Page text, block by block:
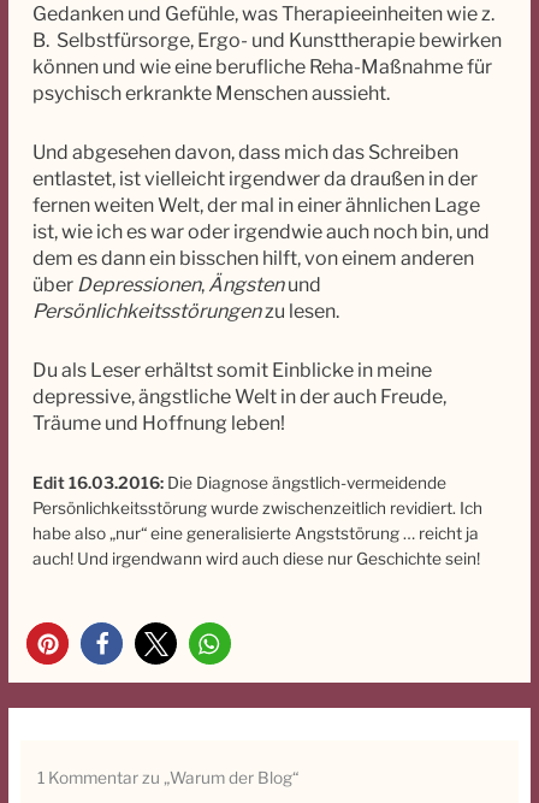
Gedanken und Gefühle, was Therapieeinheiten wie z.
B. Selbstfürsorge, Ergo- und Kunsttherapie bewirken
können und wie eine berufliche Reha-Maßnahme für
psychisch erkrankte Menschen aussieht.
Und abgesehen davon, dass mich das Schreiben
entlastet, ist vielleicht irgendwer da draußen in der
fernen weiten Welt, der mal in einer ähnlichen Lage
ist, wie ich es war oder irgendwie auch noch bin, und
dem es dann ein bisschen hilft, von einem anderen
über Depressionen, Ängstenund
Persönlichkeitsstörungenzu lesen.
Du als Leser erhältst somit Einblicke in meine
depressive, ängstliche Welt in der auch Freude,
Träume und Hoffnung leben!
Edit 16.03.2016: Die Diagnose ängstlich-vermeidende
Persönlichkeitsstörung wurde zwischenzeitlich revidiert. Ich
habe also „nur“ eine generalisierte Angststörung … reicht ja
auch! Und irgendwann wird auch diese nur Geschichte sein!
19
1 Kommentar zu „Warum der Blog“